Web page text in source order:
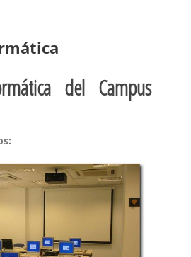
del Campus